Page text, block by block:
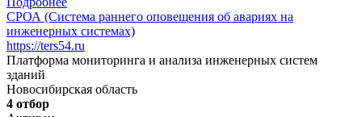
СРОА (Система раннего оповещения об авариях на
инженерных системах)
https://ters54.ru
Платформа мониторинга и анализа инженерных систем
зданий
Новосибирская область
4 отбор